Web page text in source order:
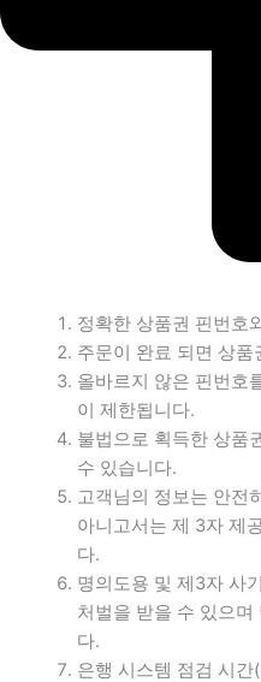
정확한 상품권 핀번호
주문이 완료 되면 상
올바르지 않은 핀번호
이 제한됩니다.
불법으로 획득한 상품
수 있습니다.
고객님의 정보는 안전
아니고서는 제 3자 제
다.
명의도용 및 제3자 사
처벌을 받을 수 있으
다.
은행 시스템 점검 시